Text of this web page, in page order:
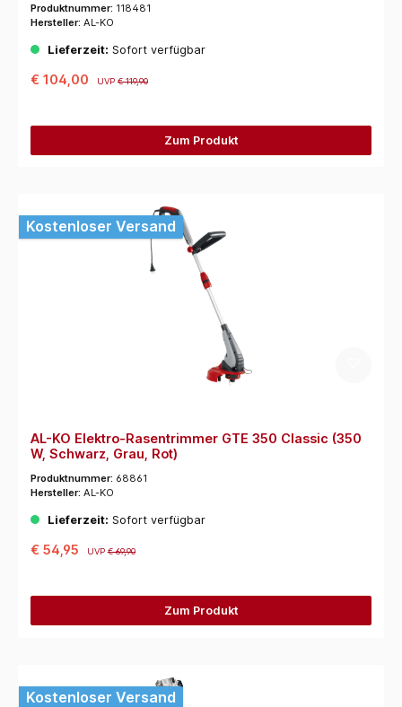
Produktnummer: 118481
Hersteller: AL-KO
Lieferzeit: Sofort verfügbar
€ 104,00 UVP€ 119,90
Zum Produkt
Kostenloser Versand
AL-KO Elektro-Rasentrimmer GTE 350 Classic (350
W, Schwarz, Grau, Rot)
Produktnummer: 68861
Hersteller: AL-KO
Lieferzeit: Sofort verfügbar
€ 54,95 UVP€ 69,90
Zum Produkt
Kostenloser Versand